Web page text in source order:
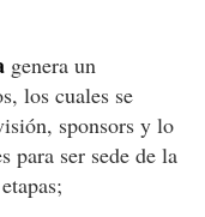
genera un
los cuales se
sponsors y lo
para ser sede de la